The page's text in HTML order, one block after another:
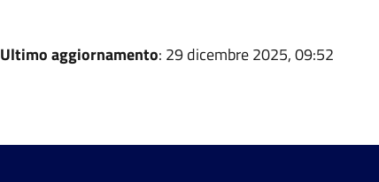
Ultimo aggiornamento: 29 dicembre 2025, 09:52